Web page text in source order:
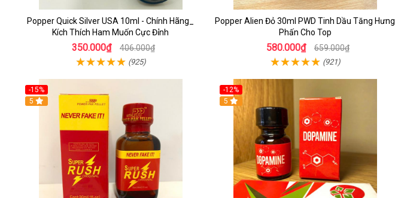
Popper Quick Silver USA 10ml - Chính Hãng_
Kích Thích Ham Muốn Cực Đỉnh
350.000₫ 406.000₫
(925)
Popper Alien Đỏ 30ml PWD Tinh Dầu Tăng Hưng
Phấn Cho Top
580.000₫ 659.000₫
(921)
-15%
5
-12%
5